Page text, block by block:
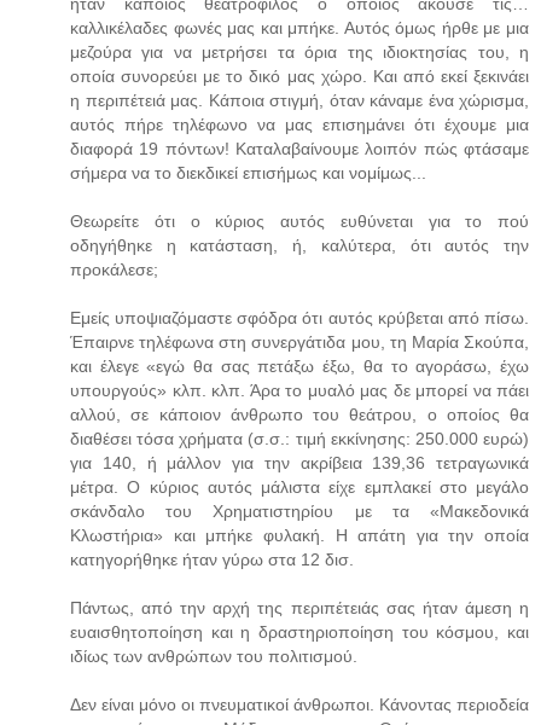
καλλικέλαδες φωνές μας και μπήκε. Αυτός όμως ήρθε με μια
μεζούρα για να μετρήσει τα όρια της ιδιοκτησίας του, η
οποία συνορεύει με το δικό μας χώρο. Και από εκεί ξεκινάει
η περιπέτειά μας. Κάποια στιγμή, όταν κάναμε ένα χώρισμα,
αυτός πήρε τηλέφωνο να μας επισημάνει ότι έχουμε μια
διαφορά 19 πόντων! Καταλαβαίνουμε λοιπόν πώς φτάσαμε
σήμερα να το διεκδικεί επισήμως και νομίμως...
Θεωρείτε ότι ο κύριος αυτός ευθύνεται για το πού
οδηγήθηκε η κατάσταση, ή, καλύτερα, ότι αυτός την
προκάλεσε;
Εμείς υποψιαζόμαστε σφόδρα ότι αυτός κρύβεται από πίσω.
Έπαιρνε τηλέφωνα στη συνεργάτιδα μου, τη Μαρία Σκούπα,
και έλεγε «εγώ θα σας πετάξω έξω, θα το αγοράσω, έχω
υπουργούς» κλπ. κλπ. Άρα το μυαλό μας δε μπορεί να πάει
αλλού, σε κάποιον άνθρωπο του θεάτρου, ο οποίος θα
διαθέσει τόσα χρήματα (σ.σ.: τιμή εκκίνησης: 250.000 ευρώ)
για 140, ή μάλλον για την ακρίβεια 139,36 τετραγωνικά
μέτρα. Ο κύριος αυτός μάλιστα είχε εμπλακεί στο μεγάλο
σκάνδαλο του Χρηματιστηρίου με τα «Μακεδονικά
Κλωστήρια» και μπήκε φυλακή. Η απάτη για την οποία
κατηγορήθηκε ήταν γύρω στα 12 δισ.
Πάντως, από την αρχή της περιπέτειάς σας ήταν άμεση η
ευαισθητοποίηση και η δραστηριοποίηση του κόσμου, και
ιδίως των ανθρώπων του πολιτισμού.
Δεν είναι μόνο οι πνευματικοί άνθρωποι. Κάνοντας περιοδεία